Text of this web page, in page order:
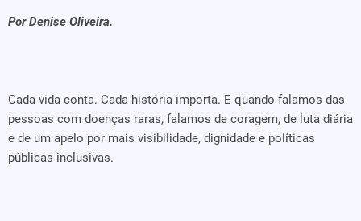
Por Denise Oliveira.
Cada vida conta. Cada história importa. E quando falamos das
pessoas com doenças raras, falamos de coragem, de luta diária
e de um apelo por mais visibilidade, dignidade e políticas
públicas inclusivas.